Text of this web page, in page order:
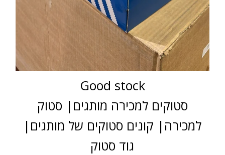
Good stock
סטוקים למכירה מותגים| סטוק
למכירה| קונים סטוקים של מותגים|
גוד סטוק